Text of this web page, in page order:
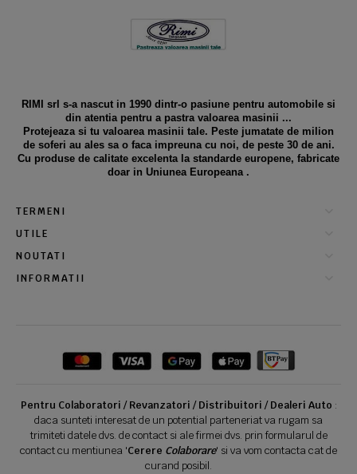
RIMI srl s-a nascut in 1990 dintr-o pasiune pentru automobile si
din atentia pentru a pastra valoarea masinii ...
Protejeaza si tu valoarea masinii tale. Peste jumatate de milion
de soferi au ales sa o faca impreuna cu noi, de peste 30 de ani.
Cu produse de calitate excelenta la standarde europene, fabricate
doar in Uniunea Europeana .
TERMENI
UTILE
NOUTATI
INFORMATII
Pentru Colaboratori / Revanzatori / Distribuitori / Dealeri Auto :
daca sunteti interesat de un potential parteneriat va rugam sa
trimiteti datele dvs. de contact si ale firmei dvs. prin formularul de
contact cu mentiunea 'Cerere Colaborare' si va vom contacta cat de
curand posibil.